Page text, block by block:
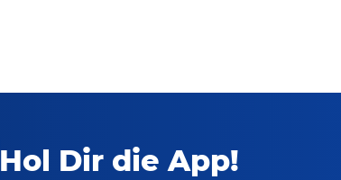
Hol Dir die App!